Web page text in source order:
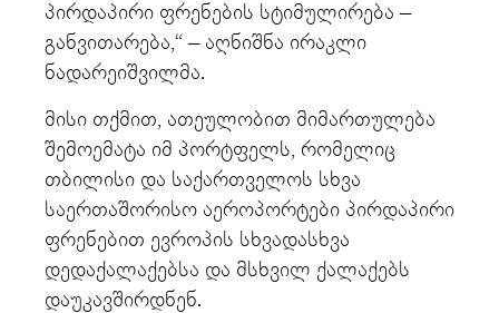
პირდაპირი ფრენების სტიმულირება –
განვითარება,“ – აღნიშნა ირაკლი
ნადარეიშვილმა.
მისი თქმით, ათეულობით მიმართულება
შემოემატა იმ პორტფელს, რომელიც
თბილისი და საქართველოს სხვა
საერთაშორისო აეროპორტები პირდაპირი
ფრენებით ევროპის სხვადასხვა
დედაქალაქებსა და მსხვილ ქალაქებს
დაუკავშირდნენ.